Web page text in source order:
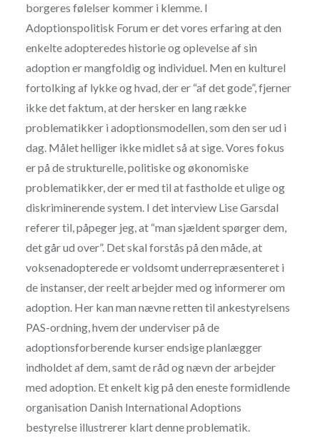
borgeres følelser kommer i klemme. I
Adoptionspolitisk Forum er det vores erfaring at den
enkelte adopteredes historie og oplevelse af sin
adoption er mangfoldig og individuel. Men en kulturel
fortolking af lykke og hvad, der er “af det gode”, fjerner
ikke det faktum, at der hersker en lang række
problematikker i adoptionsmodellen, som den ser ud i
dag. Målet helliger ikke midlet så at sige. Vores fokus
er på de strukturelle, politiske og økonomiske
problematikker, der er med til at fastholde et ulige og
diskriminerende system. I det interview Lise Garsdal
referer til, påpeger jeg, at “man sjældent spørger dem,
det går ud over”. Det skal forstås på den måde, at
voksenadopterede er voldsomt underrepræsenteret i
de instanser, der reelt arbejder med og informerer om
adoption. Her kan man nævne retten til ankestyrelsens
PAS-ordning, hvem der underviser på de
adoptionsforberende kurser endsige planlægger
indholdet af dem, samt de råd og nævn der arbejder
med adoption. Et enkelt kig på den eneste formidlende
organisation Danish International Adoptions
bestyrelse illustrerer klart denne problematik.